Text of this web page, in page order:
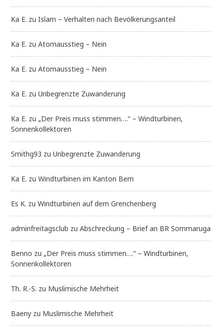
Ka E. zuIslam – Verhalten nach Bevölkerungsanteil
Ka E. zuAtomausstieg – Nein
Ka E. zuAtomausstieg – Nein
Ka E. zuUnbegrenzte Zuwanderung
Ka E. zu „Der Preis muss stimmen….“ – Windturbinen,
Sonnenkollektoren
Smithg93 zuUnbegrenzte Zuwanderung
Ka E. zuWindturbinen im Kanton Bern
Es K. zuWindturbinen auf dem Grenchenberg
adminfreitagsclub zuAbschreckung – Brief an BR Sommaruga
Benno zu „Der Preis muss stimmen….“ – Windturbinen,
Sonnenkollektoren
Th. R.-S. zu Muslimische Mehrheit
Baeny zu Muslimische Mehrheit